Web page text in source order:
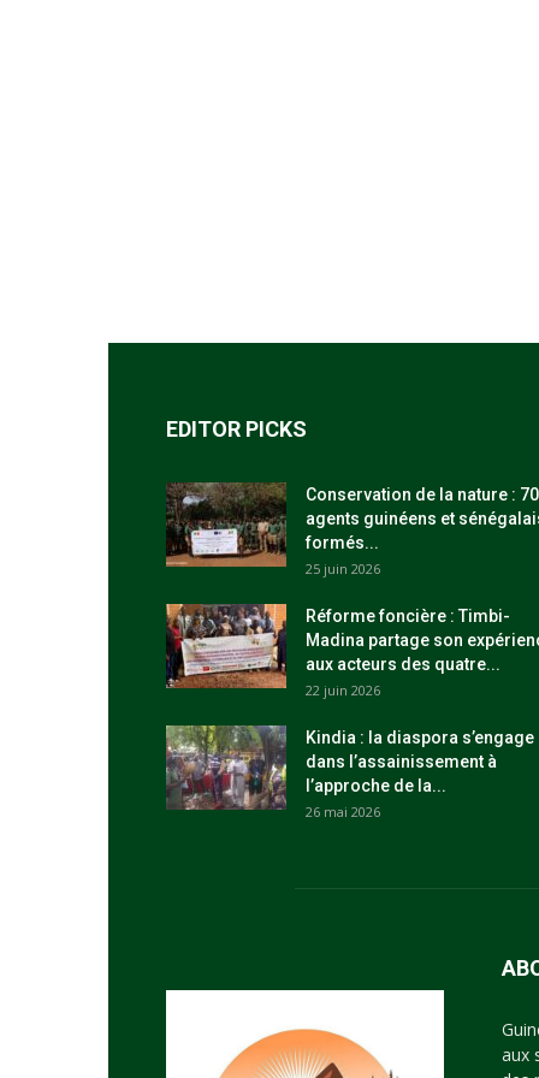
EDITOR PICKS
Conservation de la nature : 70
agents guinéens et
formés...
25 juin 2026
Réforme foncière : Timbi-
Madina partage son
aux acteurs des quatre...
22 juin 2026
Kindia : la diaspora s’engage
dans l’assainissement à
l’approche de la...
26 mai 2026
aux